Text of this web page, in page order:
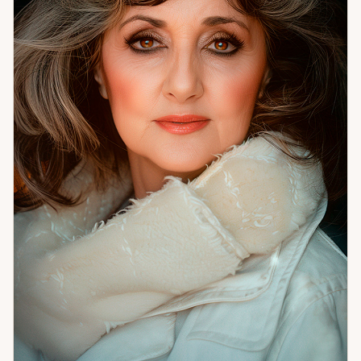
помогаю с гармонией в отношениях и семейными
конфликтами, с рабочими и личными тупиками, с
очищением пространства и защитой. Работаю с
денежными потоками и состоянием внутреннего покоя.
Если вы чувствуете, что ходите по кругу — скорее всего,
мы ещё не добирались до настоящей причины. Давайте
доберёмся.